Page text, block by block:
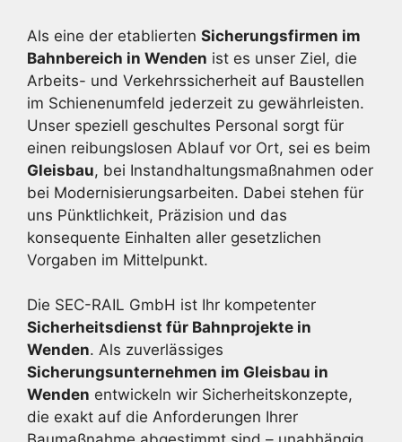
Als eine der etablierten Sicherungsfirmen im
Bahnbereich in Wenden ist es unser Ziel, die
Arbeits- und Verkehrssicherheit auf Baustellen
im Schienenumfeld jederzeit zu gewährleisten.
Unser speziell geschultes Personal sorgt für
einen reibungslosen Ablauf vor Ort, sei es beim
Gleisbau, bei Instandhaltungsmaßnahmen oder
bei Modernisierungsarbeiten. Dabei stehen für
uns Pünktlichkeit, Präzision und das
konsequente Einhalten aller gesetzlichen
Vorgaben im Mittelpunkt.
Die SEC-RAIL GmbH ist Ihr kompetenter
Sicherheitsdienst für Bahnprojekte in
Wenden. Als zuverlässiges
Sicherungsunternehmen im Gleisbau in
Wenden entwickeln wir Sicherheitskonzepte,
die exakt auf die Anforderungen Ihrer